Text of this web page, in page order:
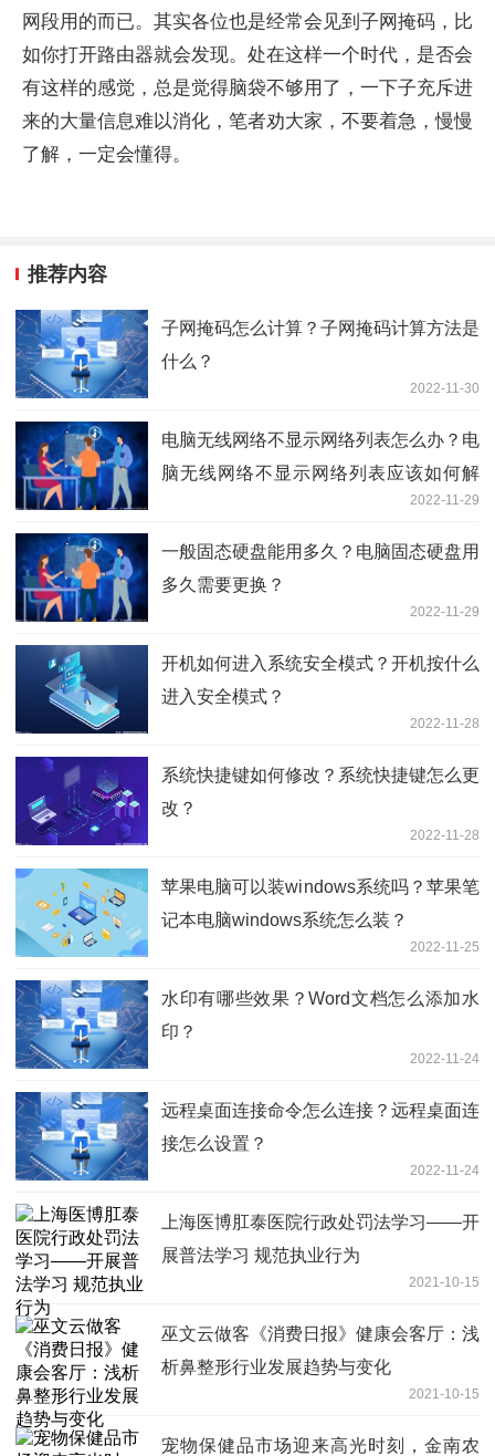
网段用的而已。其实各位也是经常会见到子网掩码，比
如你打开路由器就会发现。处在这样一个时代，是否会
有这样的感觉，总是觉得脑袋不够用了，一下子充斥进
来的大量信息难以消化，笔者劝大家，不要着急，慢慢
了解，一定会懂得。
推荐内容
子网掩码怎么计算？子网掩码计算方法是
什么？
2022-11-30
电脑无线网络不显示网络列表怎么办？电
脑无线网络不显示网络列表应该如何解
2022-11-29
一般固态硬盘能用多久？电脑固态硬盘用
多久需要更换？
2022-11-29
开机如何进入系统安全模式？开机按什么
进入安全模式？
2022-11-28
系统快捷键如何修改？系统快捷键怎么更
改？
2022-11-28
苹果电脑可以装windows系统吗？苹果笔
记本电脑windows系统怎么装？
2022-11-25
水印有哪些效果？Word文档怎么添加水
印？
2022-11-24
远程桌面连接命令怎么连接？远程桌面连
接怎么设置？
2022-11-24
上海医博肛泰医院行政处罚法学习——开
展普法学习 规范执业行为
2021-10-15
巫文云做客《消费日报》健康会客厅：浅
析鼻整形行业发展趋势与变化
2021-10-15
宠物保健品市场迎来高光时刻，金南农